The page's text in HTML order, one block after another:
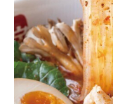
旬のアイテム
富山のおみやげ
お知らせ